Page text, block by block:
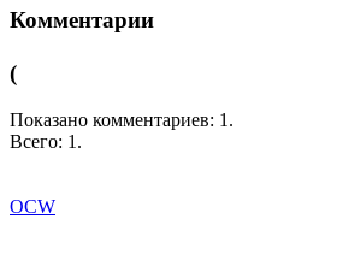
Комментарии
(
Показано комментариев: 1 .
Всего: 1 .
OCW